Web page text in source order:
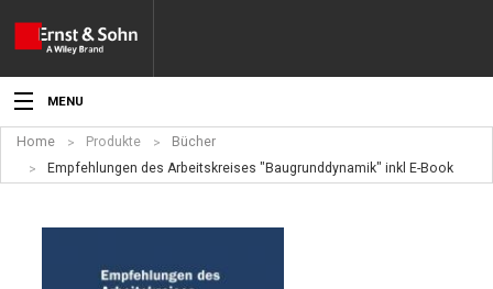
MENU
Aktuelles
Home Produkte
Bücher
Empfehlungen des Arbeitskreises "Baugrunddynamik" inkl E-Book